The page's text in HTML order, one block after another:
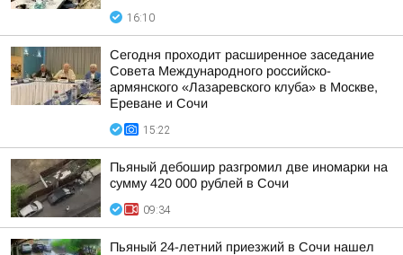
16:10
Сегодня проходит расширенное заседание
Совета Международного российско-
армянского «Лазаревского клуба» в Москве,
Ереване и Сочи
15:22
Пьяный дебошир разгромил две иномарки на
сумму 420 000 рублей в Сочи
09:34
Пьяный 24-летний приезжий в Сочи нашел